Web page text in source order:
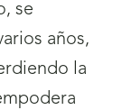
se
años,
la